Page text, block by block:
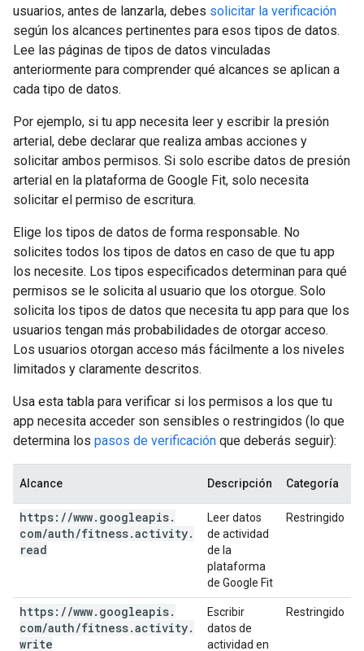
usuarios, antes de lanzarla, debes solicitar la verificación
según los alcances pertinentes para esos tipos de datos.
Lee las páginas de tipos de datos vinculadas
anteriormente para comprender qué alcances se aplican a
cada tipo de datos.
Por ejemplo, si tu app necesita leer y escribir la presión
arterial, debe declarar que realiza ambas acciones y
solicitar ambos permisos. Si solo escribe datos de presión
arterial en la plataforma de Google Fit, solo necesita
solicitar el permiso de escritura.
Elige los tipos de datos de forma responsable. No
solicites todos los tipos de datos en caso de que tu app
los necesite. Los tipos especificados determinan para qué
permisos se le solicita al usuario que los otorgue. Solo
solicita los tipos de datos que necesita tu app para que los
usuarios tengan más probabilidades de otorgar acceso.
Los usuarios otorgan acceso más fácilmente a los niveles
limitados y claramente descritos.
Usa esta tabla para verificar si los permisos a los que tu
app necesita acceder son sensibles o restringidos (lo que
determina los pasos de verificación que deberás seguir):
Alcance Descripción Categoría
https: //www. googleapis.
com/auth/fitness.activity.
read
Leer datos
de actividad
de la
plataforma
de Google Fit
Restringido
https: //www. googleapis.
com/auth/fitness.activity.
write
Escribir
datos de
actividad en
Restringido